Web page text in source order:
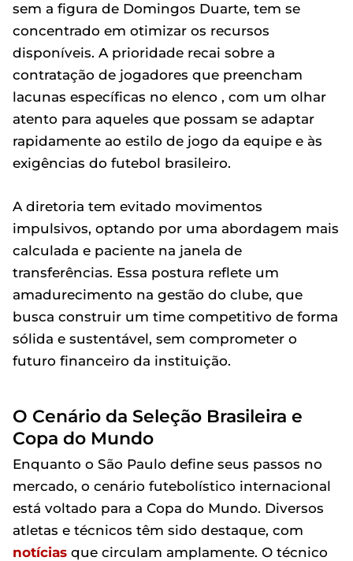
sem a figura de Domingos Duarte, tem se
concentrado em otimizar os recursos
disponíveis. A prioridade recai sobre a
contratação de jogadores que preencham
lacunas específicas no elenco , com um olhar
atento para aqueles que possam se adaptar
rapidamente ao estilo de jogo da equipe e às
exigências do futebol brasileiro.
A diretoria tem evitado movimentos
impulsivos, optando por uma abordagem mais
calculada e paciente na janela de
transferências. Essa postura reflete um
amadurecimento na gestão do clube, que
busca construir um time competitivo de forma
sólida e sustentável, sem comprometer o
futuro financeiro da instituição.
O Cenário da Seleção Brasileira e
Copa do Mundo
Enquanto o São Paulo define seus passos no
mercado, o cenário futebolístico internacional
está voltado para a Copa do Mundo. Diversos
atletas e técnicos têm sido destaque, com
notícias que circulam amplamente. O técnico